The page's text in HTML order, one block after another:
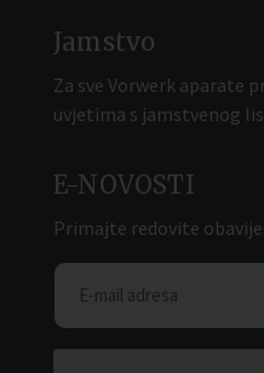
Jamstvo
Za sve Vorwerk aparate
uvjetima s jamstvenog
E-NOVOSTI
Primajte redovite